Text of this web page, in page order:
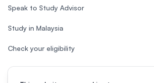
Speak to Study Advisor
Study in Malaysia
Check your eligibility